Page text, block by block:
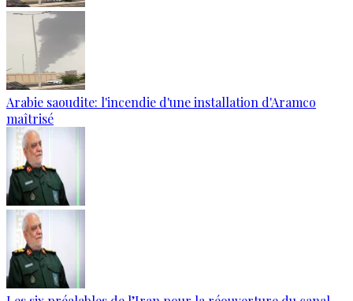
Arabie saoudite: l'incendie d'une installation d'Aramco
maîtrisé